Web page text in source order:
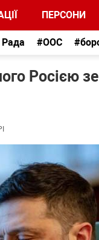
ПЕРСОНИ
#ООС
Росією